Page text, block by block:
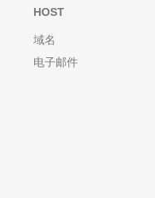
HOST
域名
电子邮件